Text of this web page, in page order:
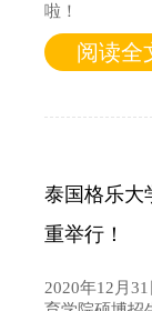
啦！
阅读全
泰国格乐大
重举行！
2020年12月